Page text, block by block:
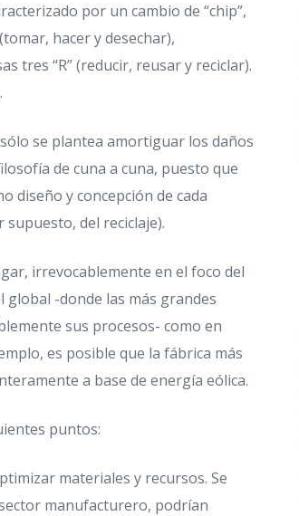
por un cambio de “chip”,
hacer y desechar),
tres “R” (reducir, reusar y reciclar).
se plantea amortiguar los daños
de cuna a cuna, puesto que
diseño y concepción de cada
del reciclaje).
irrevocablemente en el foco del
-donde las más grandes
sus procesos- como en
es posible que la fábrica más
a base de energía eólica.
puntos:
materiales y recursos. Se
manufacturero, podrían